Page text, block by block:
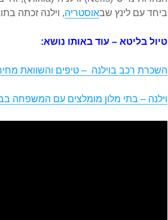
ביחד עם לינץ שבאוסטריה, וילנה זכתה
טיול בליטא – עוד באותו נושא:
השכרת רכב בוילנה – טיפים והשוואת
וילנה – בתי מלון מומלצים עם המשפחה